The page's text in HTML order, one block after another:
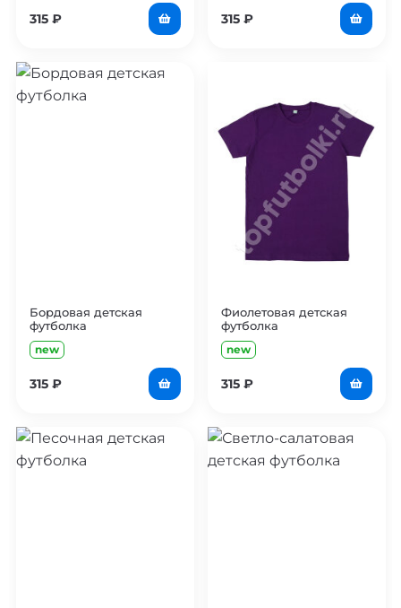
315 ₽ 315 ₽
Бордовая детская
футболка
new
315 ₽
Фиолетовая детская
футболка
new
315 ₽